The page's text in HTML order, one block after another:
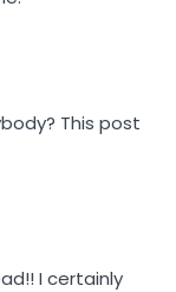
This post
I certainly